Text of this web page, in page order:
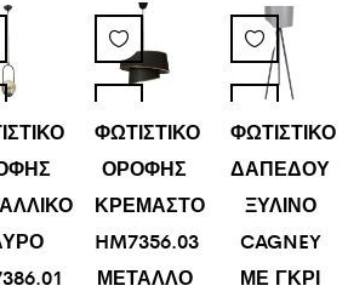
ΦΩΤΙΣΤΙΚΟ
ΟΡΟΦΗΣ
ΚΡΕΜΑΣΤΟ
HM7356.03
ΜΕΤΑΛΛΟ
ΦΩΤΙΣΤΙΚΟ
ΔΑΠΕΔΟΥ
ΞΥΛΙΝΟ
CAGNEY
ΜΕ ΓΚΡΙ